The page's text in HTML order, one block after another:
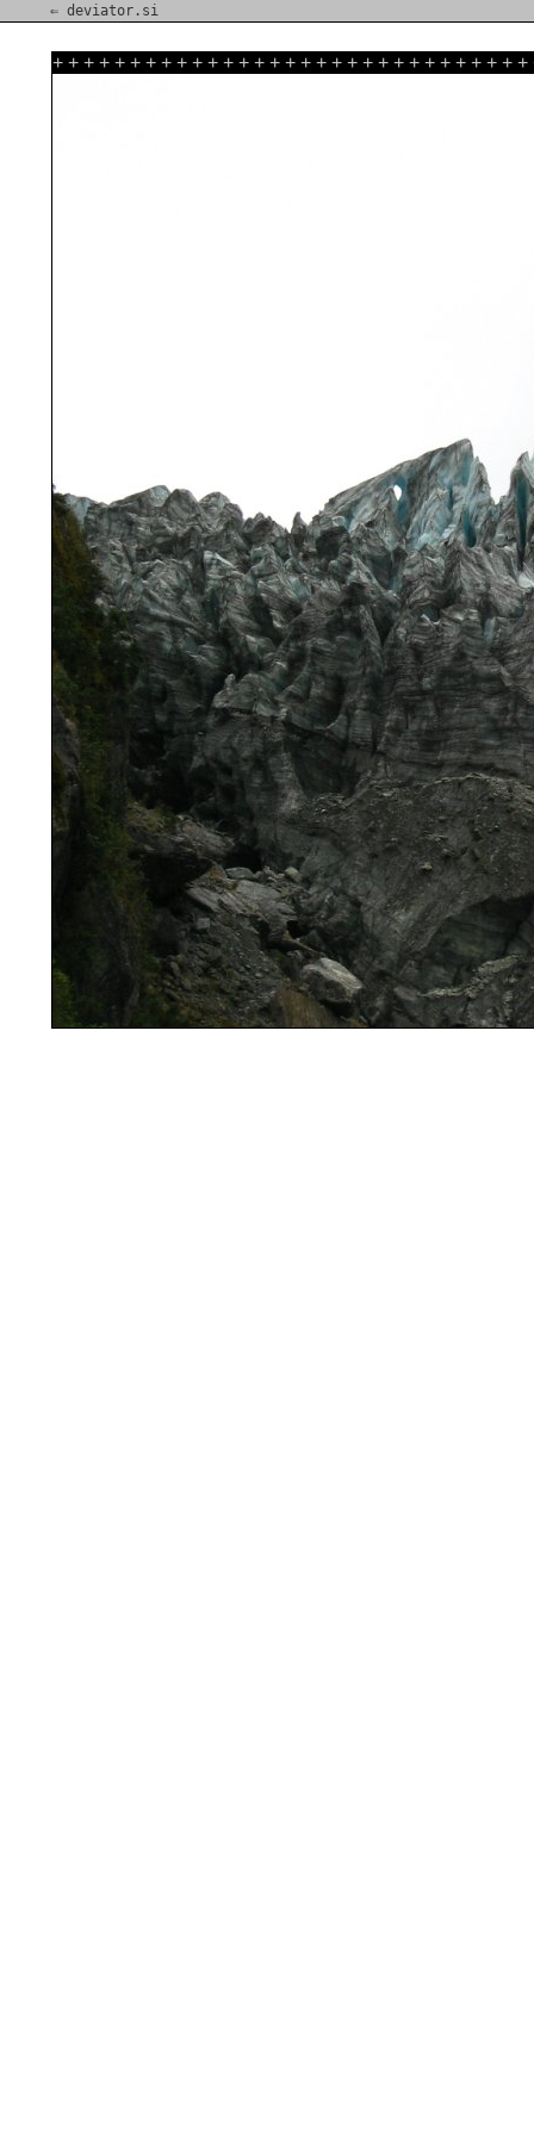
⇐ deviator.si
+ + + + + + + + + + + + + + + + + + + + + + + + + + + + + + +